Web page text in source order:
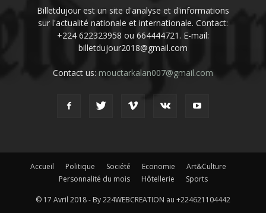
Billetdujour est un site d'analyse et d'informations
sur l'actualité nationale et internationale. Contact:
+224 622323958 ou 664444721. E-mail:
billetdujour2018@gmail.com
Contact us: mouctarkalan007@gmail.com
Accueil Politique Société Economie
Art&Culture
Personnalité du mois
Hôtellerie Sports
© 17 Avril 2018 - By 224WEBCREATION au +224621104442